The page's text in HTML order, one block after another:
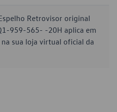
Retrovisor original
959-565- -20H aplica em
na sua loja virtual oficial da